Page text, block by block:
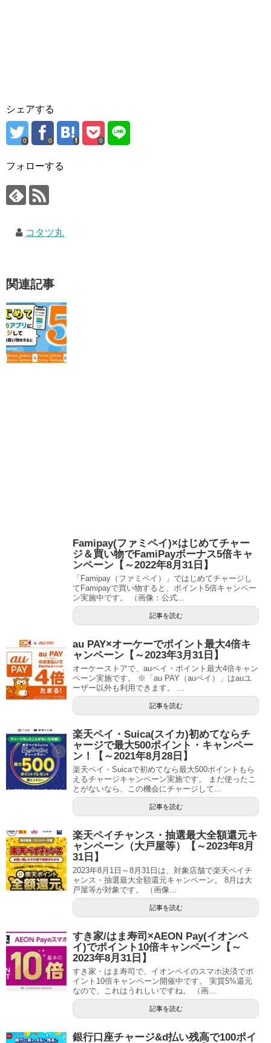
シェアする
0 0 0
フォローする
コタツ丸
関連記事
Famipay(ファミペイ)×はじめてチャー
ジ＆買い物でFamiPayボーナス5倍キャ
ンペーン【～2022年8月31日】
「Famipay（ファミペイ）」ではじめてチャージし
てFamipayで買い物すると、ポイント5倍キャンペー
ン実施中です。 （画像：公式...
記事を読む
au PAY×オーケーでポイント最大4倍キ
ャンペーン【～2023年3月31日】
オーケーストアで、auペイ・ポイント最大4倍キャン
ペーン実施です。 ※「au PAY（auペイ）」はauユ
ーザー以外も利用できます。 ...
記事を読む
楽天ペイ・Suica(スイカ)初めてならチ
ャージで最大500ポイント・キャンペー
ン！【～2021年8月28日】
楽天ペイ・Suicaで初めてなら最大500ポイントもら
えるチャージキャンペーン実施です。 まだ使ったこ
とがないなら、この機会にチャージして...
記事を読む
楽天ペイチャンス・抽選最大全額還元キ
ャンペーン（大戸屋等）【～2023年8月
31日】
2023年8月1日～8月31日は、対象店舗で楽天ペイチ
ャンス・抽選最大全額還元キャンペーン。 8月は大
戸屋等が対象です。 （画像...
記事を読む
すき家/はま寿司×AEON Pay(イオンペ
イ)でポイント10倍キャンペーン【～
2023年8月31日】
すき家・はま寿司で、イオンペイのスマホ決済でポ
イント10倍キャンペーン開催中です。 実質5%還元
なので、これはうれしいですね。 （画...
記事を読む
銀行口座チャージ&d払い残高で100ポイ